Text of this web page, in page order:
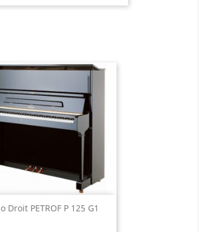
Droit PETROF P 125 G1
Aperçu rapide